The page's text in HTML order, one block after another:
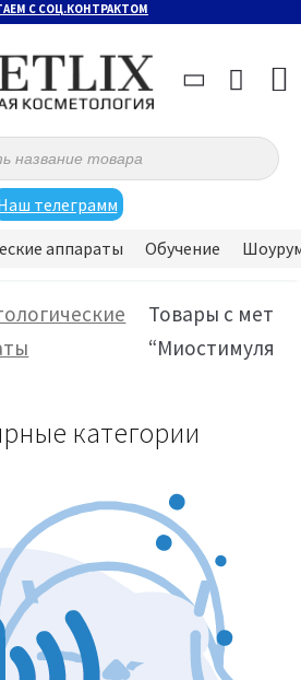
С СОЦ.КОНТРАКТОМ
телеграмм
аппараты Обучение
Товары с
категории